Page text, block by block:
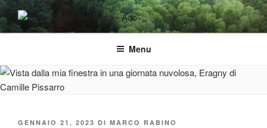
Salta
al
contenutoADO ANALISI DELL'OPERA
Osservare le opere d'arte per capirle e imparare ad amarle
Menu
PUBBLICATO
GENNAIO 21, 2023 DI MARCO RABINO